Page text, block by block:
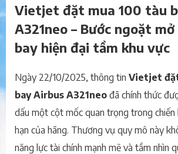
Vietjet đặt mua 100 tàu
A321neo – Bước ngoặt
bay hiện đại tầm khu vực
Ngày 22/10/2025, thông tin Vietjet
bay Airbus A321neo đã chính thức
dấu một cột mốc quan trọng trong chiến
hạn của hãng. Thương vụ quy mô này
năng lực tài chính mạnh mẽ và tầm nhìn